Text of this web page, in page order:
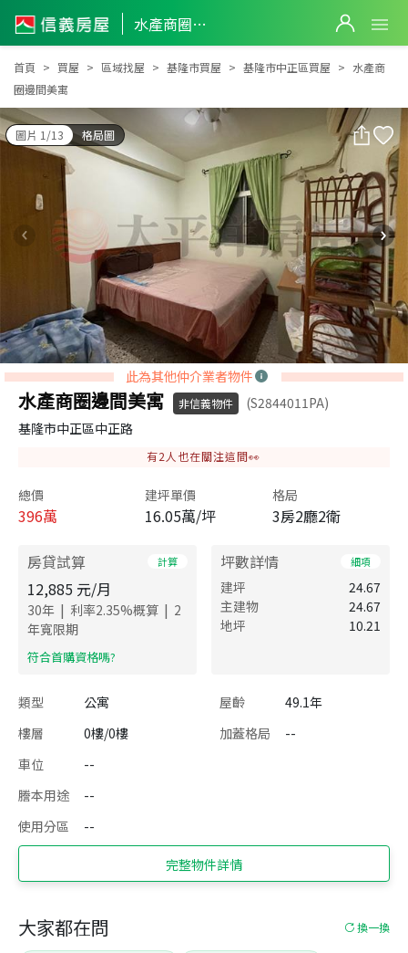
水產商圈邊間美寓
水產商圈邊間美寓
首頁 買屋 區域找屋 基隆市買屋 基隆市中正區買屋
水產商
圈邊間美寓
圖片 1/13 格局圖
此為其他仲介業者物件
水產商圈邊間美寓 非信義物件
(S2844011PA)
基隆市中正區中正路
有2 人也在關注這間👀
總價
396萬
建坪單價
16.05萬/坪
格局
3房2廳2衛
房貸試算 計算
12,885 元/月
30年 | 利率2.35%概算 | 2
年寬限期
​符合首購資格嗎?
坪數詳情 細項
建坪
24.67
主建物
24.67
地坪
10.21
類型 公寓 屋齡
49.1年
樓層
0樓/0樓 加蓋格局
--
車位
--
謄本用途
--
使用分區
--
完整物件詳情
大家都在問 換一換